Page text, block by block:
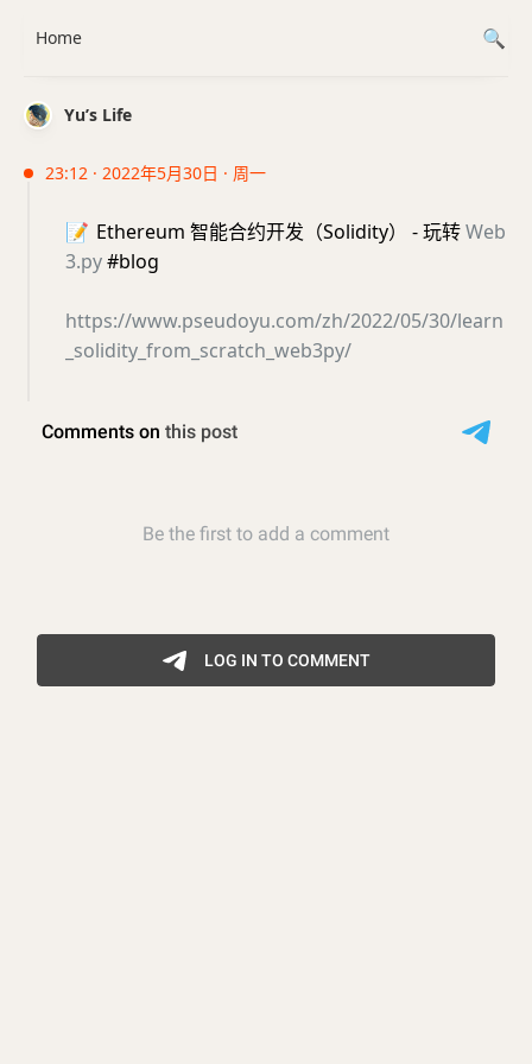
Yu’s Life
23:12 · 2022年5月30日 · 周一
📝 Ethereum 智能合约开发（Solidity） - 玩转Web
3.py#blog
https://www.pseudoyu.com/zh/2022/05/30/learn
_solidity_from_scratch_web3py/
Home